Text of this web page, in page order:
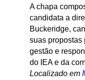
A chapa
candidata a
Buckeridge,
suas propostas
gestão e
do IEA e da
Localizado em